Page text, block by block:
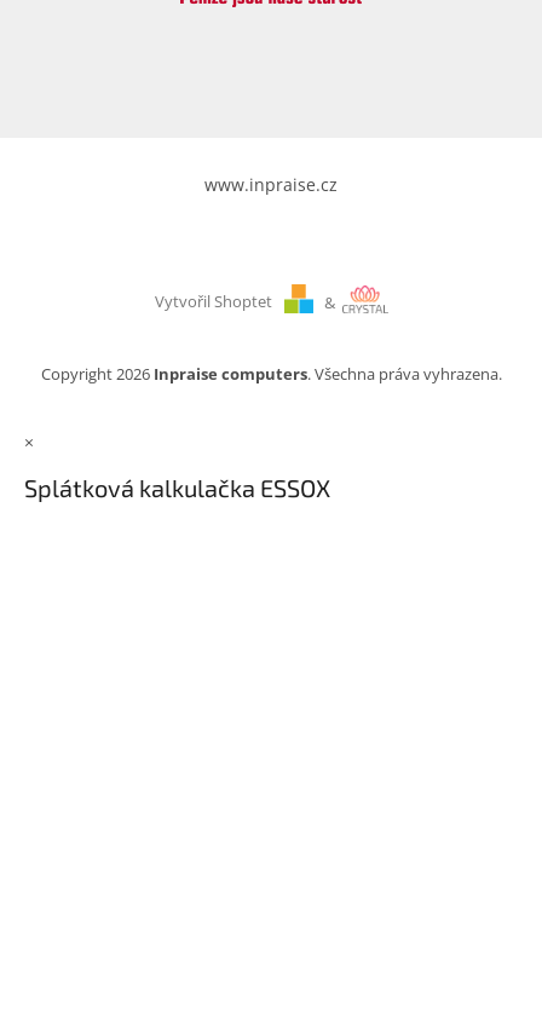
www.inpraise.cz
Vytvořil Shoptet &
Copyright 2026 Inpraise computers. Všechna práva vyhrazena.
×
Splátková kalkulačka ESSOX